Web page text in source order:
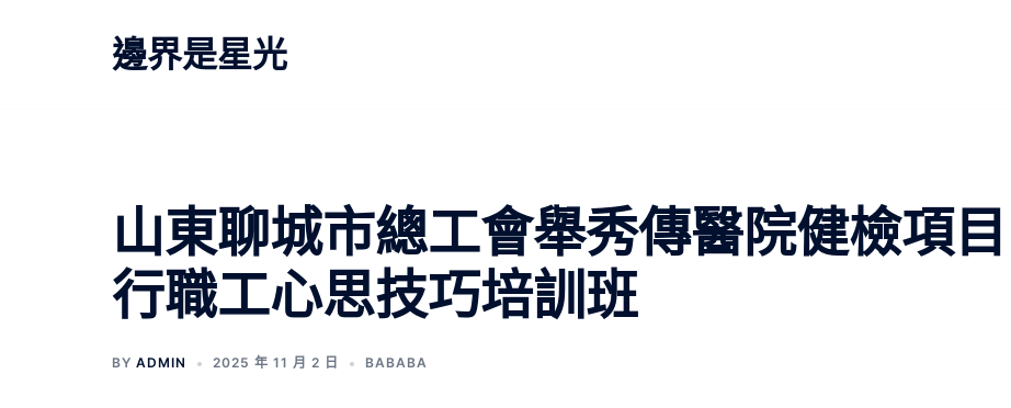
邊界是星光
山東聊城市總工會舉秀傳醫院健檢項目
行職工心思技巧培訓班
BY ADMIN 2025 年 11 月 2 日 BABABA
文
章
導
覽